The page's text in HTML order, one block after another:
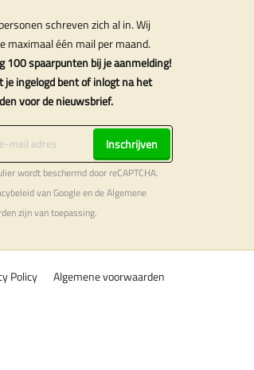
schreven zich al in. Wij
maximaal één mail per maand.
100 spaarpunten bij je aanmelding!
je ingelogd bent of inlogt na het
voor de nieuwsbrief.
Inschrijven
wordt beschermd door reCAPTCHA.
van Google en deAlgemene
zijn van toepassing.
Algemene voorwaarden
Policy